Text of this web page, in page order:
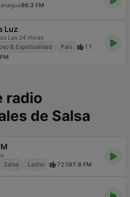
96.3 FM
Luz
Las 24 Horas
& Espiritualidad País
11
radio
de Salsa
Salsa Latino 72397.9 FM